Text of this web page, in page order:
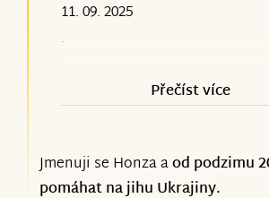
sankce, darovat jen
vybavení. Sledovat, jak tu
skvělých lidí. Na frontě, při
útocích na civilisty. Jedno auto
11. 09. 2025
.
Přečíst více
Jmenuji se Honza aod podzimu
pomáhat na jihu Ukrajiny.